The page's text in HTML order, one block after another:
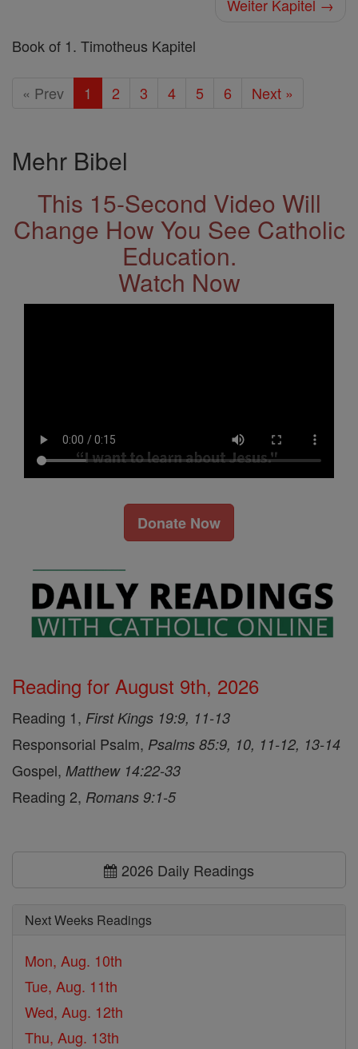
Weiter Kapitel →
Book of 1. Timotheus Kapitel
« Prev 1 2 3 4 5 6 Next »
Mehr Bibel
This 15-Second Video Will
Change How You See Catholic
Education.
Watch Now
Donate Now
Reading for August 9th, 2026
Reading 1, First Kings 19:9, 11-13
Responsorial Psalm, Psalms 85:9, 10, 11-12, 13-14
Gospel, Matthew 14:22-33
Reading 2, Romans 9:1-5
2026 Daily Readings
Next Weeks Readings
Mon, Aug. 10th
Tue, Aug. 11th
Wed, Aug. 12th
Thu, Aug. 13th